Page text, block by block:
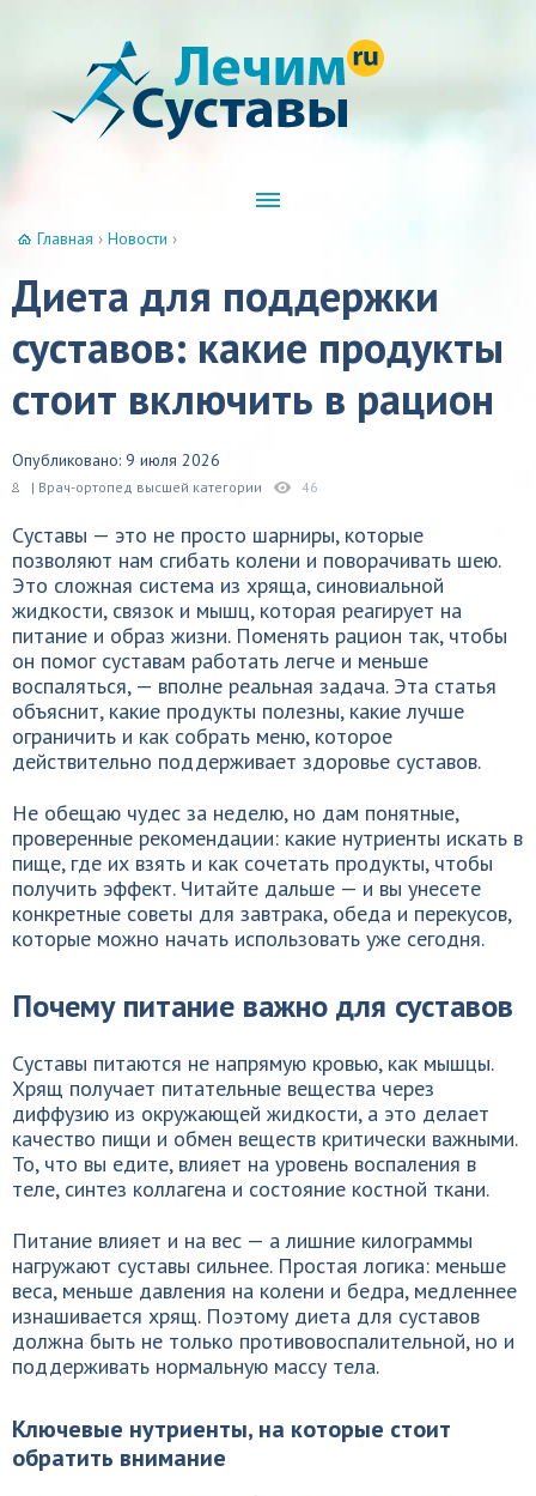
Главная › Новости ›
Диета для поддержки
суставов: какие продукты
стоит включить в рацион
Опубликовано: 9 июля 2026
| Врач-ортопед высшей категории 46
Суставы — это не просто шарниры, которые
позволяют нам сгибать колени и поворачивать шею.
Это сложная система из хряща, синовиальной
жидкости, связок и мышц, которая реагирует на
питание и образ жизни. Поменять рацион так, чтобы
он помог суставам работать легче и меньше
воспаляться, — вполне реальная задача. Эта статья
объяснит, какие продукты полезны, какие лучше
ограничить и как собрать меню, которое
действительно поддерживает здоровье суставов.
Не обещаю чудес за неделю, но дам понятные,
проверенные рекомендации: какие нутриенты искать в
пище, где их взять и как сочетать продукты, чтобы
получить эффект. Читайте дальше — и вы унесете
конкретные советы для завтрака, обеда и перекусов,
которые можно начать использовать уже сегодня.
Почему питание важно для суставов
Суставы питаются не напрямую кровью, как мышцы.
Хрящ получает питательные вещества через
диффузию из окружающей жидкости, а это делает
качество пищи и обмен веществ критически важными.
То, что вы едите, влияет на уровень воспаления в
теле, синтез коллагена и состояние костной ткани.
Питание влияет и на вес — а лишние килограммы
нагружают суставы сильнее. Простая логика: меньше
веса, меньше давления на колени и бедра, медленнее
изнашивается хрящ. Поэтому диета для суставов
должна быть не только противовоспалительной, но и
поддерживать нормальную массу тела.
Ключевые нутриенты, на которые стоит
обратить внимание